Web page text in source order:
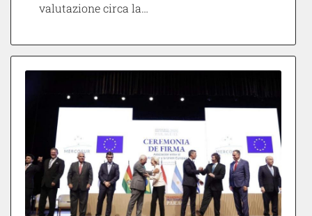
valutazione circa la…